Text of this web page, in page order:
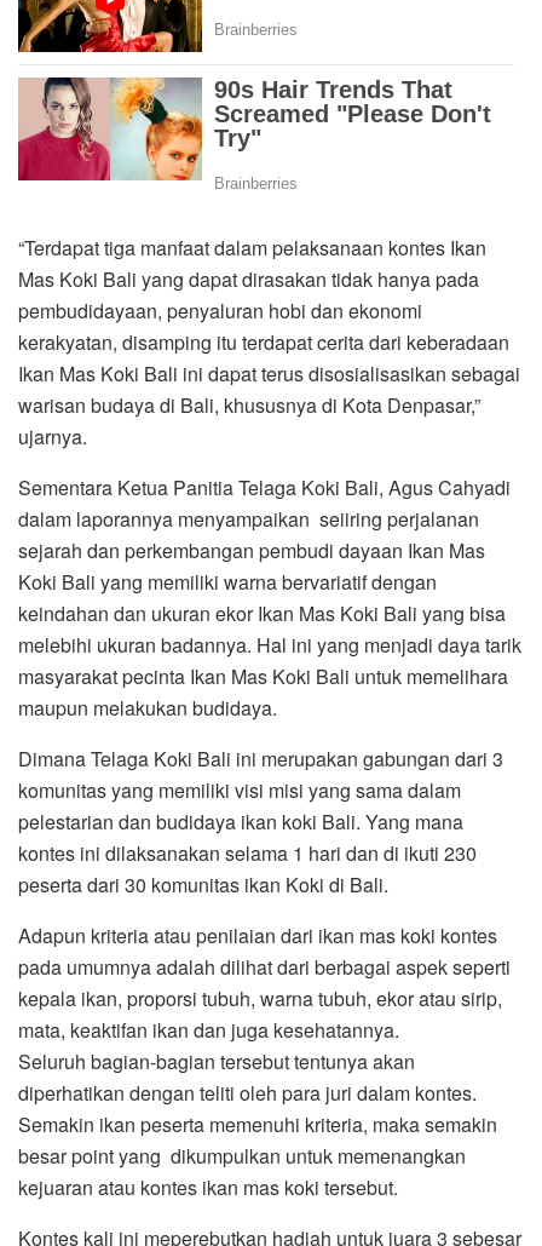
“Terdapat tiga manfaat dalam pelaksanaan kontes Ikan
Mas Koki Bali yang dapat dirasakan tidak hanya pada
pembudidayaan, penyaluran hobi dan ekonomi
kerakyatan, disamping itu terdapat cerita dari keberadaan
Ikan Mas Koki Bali ini dapat terus disosialisasikan sebagai
warisan budaya di Bali, khususnya di Kota Denpasar,”
ujarnya.
Sementara Ketua Panitia Telaga Koki Bali, Agus Cahyadi
dalam laporannya menyampaikan seiiring perjalanan
sejarah dan perkembangan pembudi dayaan Ikan Mas
Koki Bali yang memiliki warna bervariatif dengan
keindahan dan ukuran ekor Ikan Mas Koki Bali yang bisa
melebihi ukuran badannya. Hal ini yang menjadi daya tarik
masyarakat pecinta Ikan Mas Koki Bali untuk memelihara
maupun melakukan budidaya.
Dimana Telaga Koki Bali ini merupakan gabungan dari 3
komunitas yang memiliki visi misi yang sama dalam
pelestarian dan budidaya ikan koki Bali. Yang mana
kontes ini dilaksanakan selama 1 hari dan di ikuti 230
peserta dari 30 komunitas ikan Koki di Bali.
Adapun kriteria atau penilaian dari ikan mas koki kontes
pada umumnya adalah dilihat dari berbagai aspek seperti
kepala ikan, proporsi tubuh, warna tubuh, ekor atau sirip,
mata, keaktifan ikan dan juga kesehatannya.
Seluruh bagian-bagian tersebut tentunya akan
diperhatikan dengan teliti oleh para juri dalam kontes.
Semakin ikan peserta memenuhi kriteria, maka semakin
besar point yang dikumpulkan untuk memenangkan
kejuaran atau kontes ikan mas koki tersebut.
Kontes kali ini meperebutkan hadiah untuk juara 3 sebesar